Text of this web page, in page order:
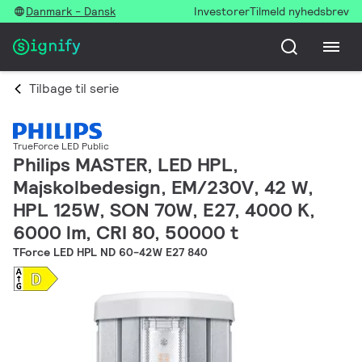
Danmark - Dansk InvestorerTilmeld nyhedsbrev
Tilbage til serie
TrueForce LED Public
Philips MASTER, LED HPL,
Majskolbedesign, EM/230V, 42 W,
HPL 125W, SON 70W, E27, 4000 K,
6000 lm, CRI 80, 50000 t
TForce LED HPL ND 60-42W E27 840